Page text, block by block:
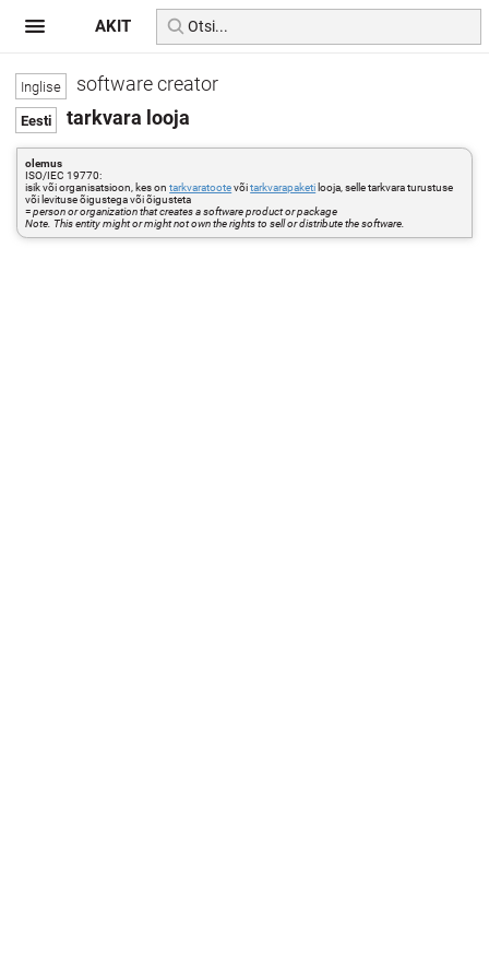
software creator
tarkvara looja
olemus
ISO/IEC 19770:
isik või organisatsioon, kes ontarkvaratootevõitarkvarapaketi looja, selle tarkvara turustuse
või levituse õigustega või õigusteta
=person or organization that creates a software product or package
Note. This entity might or might not own the rights to sell or distribute the software.
AKIT